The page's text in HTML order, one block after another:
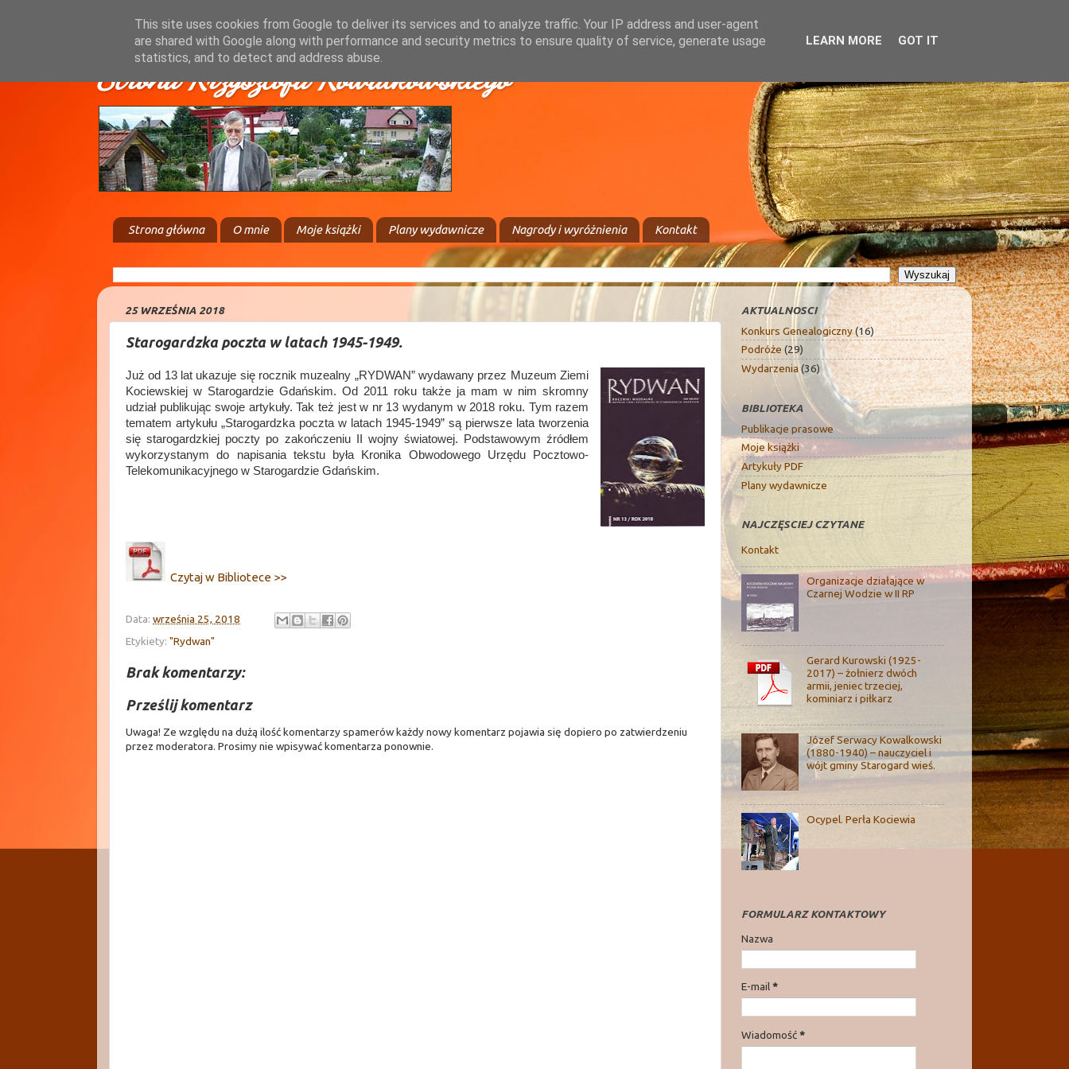
Strona Krzysztofa Kowalkowskiego
Strona główna O mnie Moje książki Plany wydawnicze Nagrody i wyróżnienia Kontakt
25 WRZEŚNIA 2018
Starogardzka poczta w latach 1945-1949.
Już od 13 lat ukazuje się rocznik muzealny „RYDWAN” wydawany przez Muzeum Ziemi
Kociewskiej w Starogardzie Gdańskim. Od 2011 roku także ja mam w nim skromny
udział publikując swoje artykuły. Tak też jest w nr 13 wydanym w 2018 roku. Tym razem
tematem artykułu „Starogardzka poczta w latach 1945-1949” są pierwsze lata tworzenia
się starogardzkiej poczty po zakończeniu II wojny światowej. Podstawowym źródłem
wykorzystanym do napisania tekstu była Kronika Obwodowego Urzędu Pocztowo-
Telekomunikacyjnego w Starogardzie Gdańskim.
Czytaj w Bibliotece >>
Data: września 25, 2018
Etykiety: "Rydwan"
Brak komentarzy:
Prześlij komentarz
Uwaga! Ze względu na dużą ilość komentarzy spamerów każdy nowy komentarz pojawia się dopiero po zatwierdzeniu
przez moderatora. Prosimy nie wpisywać komentarza ponownie.
AKTUALNOSCI
Konkurs Genealogiczny(16)
Podróże (29)
Wydarzenia(36)
BIBLIOTEKA
Publikacje prasowe
Moje książki
Artykuły PDF
Plany wydawnicze
NAJCZĘSCIEJ CZYTANE
Kontakt
Organizacje działające w
Czarnej Wodzie w II RP
Gerard Kurowski (1925-
2017) – żołnierz dwóch
armii, jeniec trzeciej,
kominiarz i piłkarz
Józef Serwacy Kowalkowski
(1880-1940) – nauczyciel i
wójt gminy Starogard wieś.
Ocypel. Perła Kociewia
FORMULARZ KONTAKTOWY
Nazwa
E-mail*
Wiadomość*
This site uses cookies from Google to deliver its services and to analyze traffic. Your IP address and user-agent
are shared with Google along with performance and security metrics to ensure quality of service, generate usage
statistics, and to detect and address abuse.
LEARN MORE GOT IT